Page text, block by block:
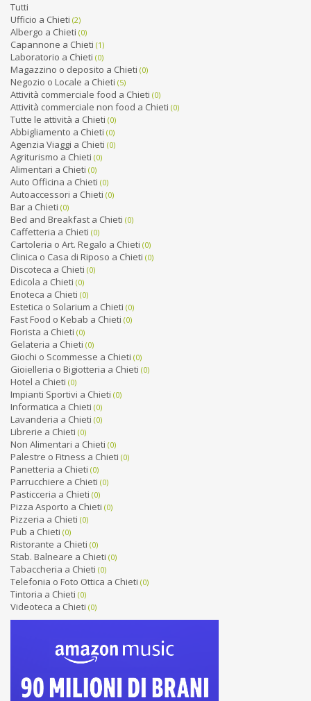
Tutti
Ufficio a Chieti (2)
Albergo a Chieti (0)
Capannone a Chieti (1)
Laboratorio a Chieti (0)
Magazzino o deposito a Chieti (0)
Negozio o Locale a Chieti (5)
Attività commerciale food a Chieti (0)
Attività commerciale non food a Chieti (0)
Tutte le attività a Chieti (0)
Abbigliamento a Chieti (0)
Agenzia Viaggi a Chieti (0)
Agriturismo a Chieti (0)
Alimentari a Chieti (0)
Auto Officina a Chieti (0)
Autoaccessori a Chieti (0)
Bar a Chieti (0)
Bed and Breakfast a Chieti (0)
Caffetteria a Chieti (0)
Cartoleria o Art. Regalo a Chieti (0)
Clinica o Casa di Riposo a Chieti (0)
Discoteca a Chieti (0)
Edicola a Chieti (0)
Enoteca a Chieti (0)
Estetica o Solarium a Chieti (0)
Fast Food o Kebab a Chieti (0)
Fiorista a Chieti (0)
Gelateria a Chieti (0)
Giochi o Scommesse a Chieti (0)
Gioielleria o Bigiotteria a Chieti (0)
Hotel a Chieti (0)
Impianti Sportivi a Chieti (0)
Informatica a Chieti (0)
Lavanderia a Chieti (0)
Librerie a Chieti (0)
Non Alimentari a Chieti (0)
Palestre o Fitness a Chieti (0)
Panetteria a Chieti (0)
Parrucchiere a Chieti (0)
Pasticceria a Chieti (0)
Pizza Asporto a Chieti (0)
Pizzeria a Chieti (0)
Pub a Chieti (0)
Ristorante a Chieti (0)
Stab. Balneare a Chieti (0)
Tabaccheria a Chieti (0)
Telefonia o Foto Ottica a Chieti (0)
Tintoria a Chieti (0)
Videoteca a Chieti (0)